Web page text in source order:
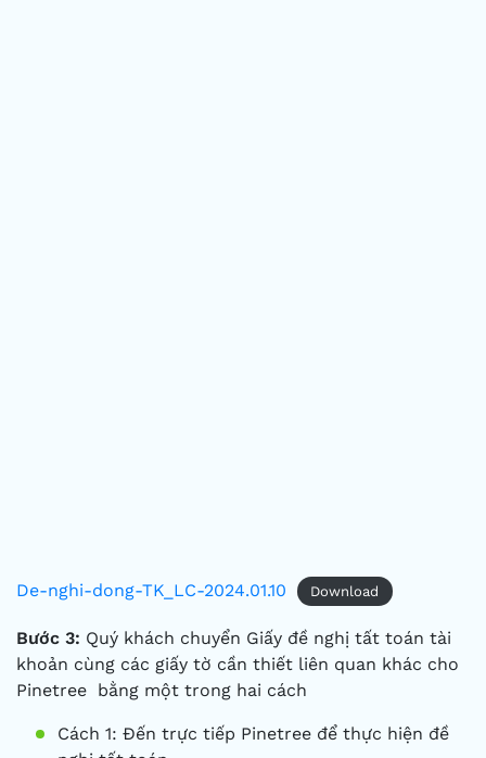
De-nghi-dong-TK_LC-2024.01.10 Download
Bước 3: Quý khách chuyển Giấy đề nghị tất toán tài
khoản cùng các giấy tờ cần thiết liên quan khác cho
Pinetree bằng một trong hai cách
Cách 1: Đến trực tiếp Pinetree để thực hiện đề